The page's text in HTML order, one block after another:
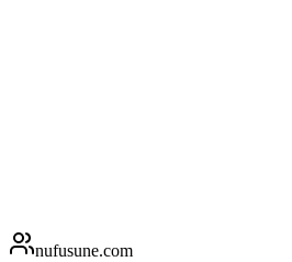
nufusune.com